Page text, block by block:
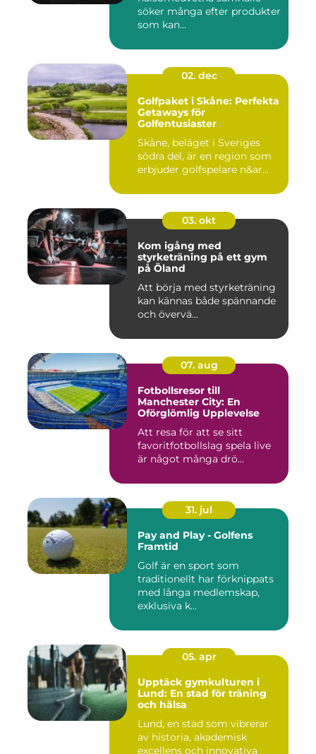
söker många efter produkter
som kan...
02. dec
Golfpaket i Skåne: Perfekta
Getaways för
Golfentusiaster
Skåne, beläget i Sveriges
södra del, är en region som
erbjuder golfspelare n&ar...
03. okt
Kom igång med
styrketräning på ett gym
på Öland
Att börja med styrketräning
kan kännas både spännande
och övervä...
07. aug
Fotbollsresor till
Manchester City: En
Oförglömlig Upplevelse
Att resa för att se sitt
favoritfotbollslag spela live
är något många drö...
31. jul
Pay and Play - Golfens
Framtid
Golf är en sport som
traditionellt har förknippats
med långa medlemskap,
exklusiva k...
05. apr
Upptäck gymkulturen i
Lund: En stad för träning
och hälsa
Lund, en stad som vibrerar
av historia, akademisk
excellens och innovativa